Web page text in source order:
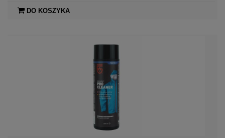
DO KOSZYKA